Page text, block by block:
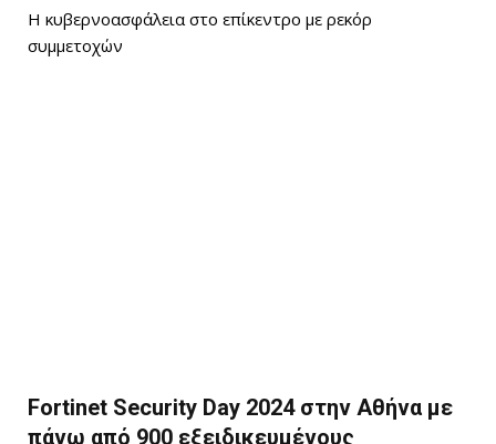
Η κυβερνοασφάλεια στο επίκεντρο με ρεκόρ
συμμετοχών
Fortinet Security Day 2024 στην Αθήνα με
πάνω από 900 εξειδικευμένους